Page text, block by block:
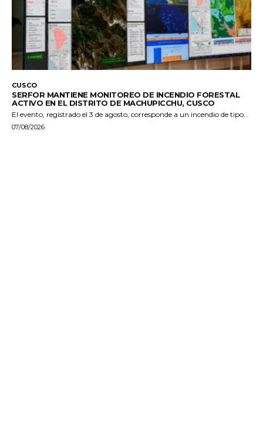
CUSCO
SERFOR MANTIENE MONITOREO DE INCENDIO FORESTAL
ACTIVO EN EL DISTRITO DE MACHUPICCHU, CUSCO
El evento, registrado el 3 de agosto, corresponde a un incendio de tipo...
07/08/2026